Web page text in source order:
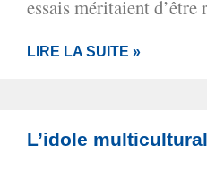
essais méritaient d’être
LIRE LA SUITE »
L’idole